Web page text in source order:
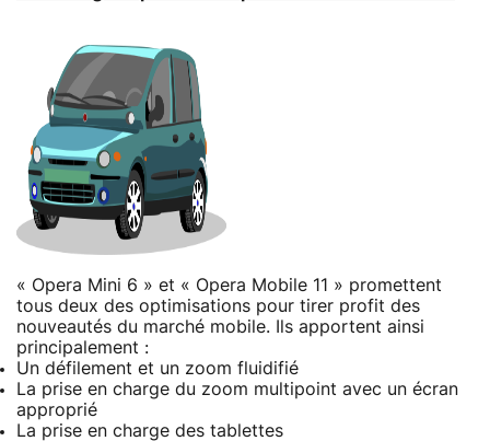
« Opera Mini 6 » et « Opera Mobile 11 » promettent
tous deux des optimisations pour tirer profit des
nouveautés du marché mobile. Ils apportent ainsi
principalement :
Un défilement et un zoom fluidifié
La prise en charge du zoom multipoint avec un écran
approprié
La prise en charge des tablettes